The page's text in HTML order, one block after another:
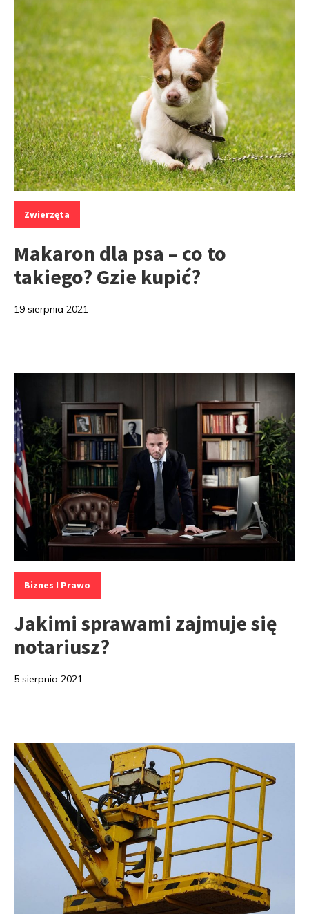
Kategorie:
Zwierzęta
Makaron dla psa – co to
takiego? Gzie kupić?
19 sierpnia 2021
Kategorie:
Biznes I Prawo
Jakimi sprawami zajmuje się
notariusz?
5 sierpnia 2021